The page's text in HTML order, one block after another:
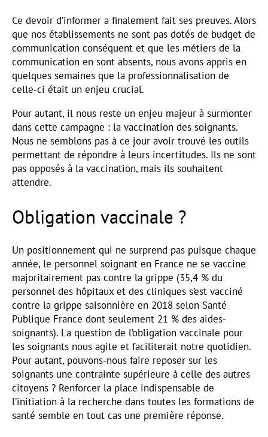
Ce devoir d’informer a finalement fait ses preuves. Alors
que nos établissements ne sont pas dotés de budget de
communication conséquent et que les métiers de la
communication en sont absents, nous avons appris en
quelques semaines que la professionnalisation de
celle-ci était un enjeu crucial.
Pour autant, il nous reste un enjeu majeur à surmonter
dans cette campagne : la vaccination des soignants.
Nous ne semblons pas à ce jour avoir trouvé les outils
permettant de répondre à leurs incertitudes. Ils ne sont
pas opposés à la vaccination, mais ils souhaitent
attendre.
Obligation vaccinale ?
Un positionnement qui ne surprend pas puisque chaque
année, le personnel soignant en France ne se vaccine
majoritairement pas contre la grippe (35,4 % du
personnel des hôpitaux et des cliniques s’est vacciné
contre la grippe saisonnière en 2018 selon Santé
Publique France dont seulement 21 % des aides-
soignants). La question de l’obligation vaccinale pour
les soignants nous agite et faciliterait notre quotidien.
Pour autant, pouvons-nous faire reposer sur les
soignants une contrainte supérieure à celle des autres
citoyens ? Renforcer la place indispensable de
l’initiation à la recherche dans toutes les formations de
santé semble en tout cas une première réponse.